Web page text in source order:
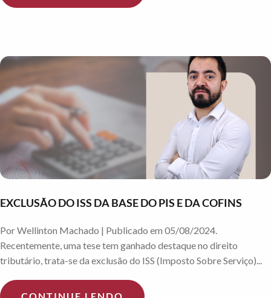
EXCLUSÃO DO ISS DA BASE DO PIS E DA COFINS
Por Wellinton Machado | Publicado em 05/08/2024.
Recentemente, uma tese tem ganhado destaque no direito
tributário, trata-se da exclusão do ISS (Imposto Sobre Serviço)...